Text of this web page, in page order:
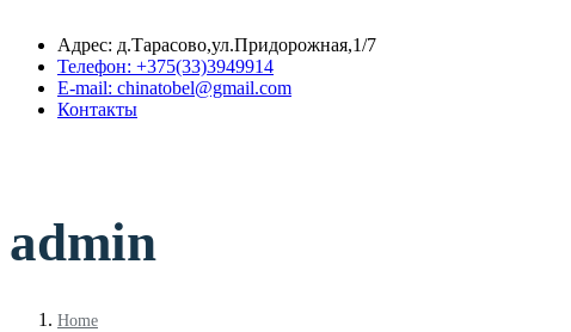
Адрес: д.Тарасово,ул.Придорожная,1/7
Телефон: +375(33)3949914
E-mail: chinatobel@gmail.com
Контакты
admin
Home